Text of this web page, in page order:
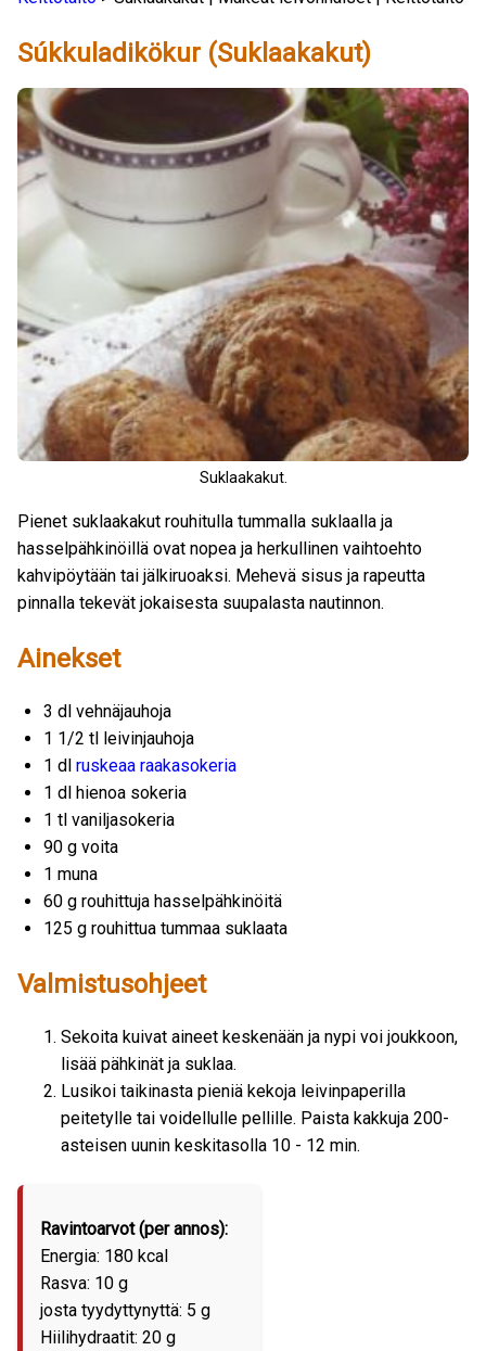
Súkkuladikökur (Suklaakakut)
Suklaakakut.
Pienet suklaakakut rouhitulla tummalla suklaalla ja
hasselpähkinöillä ovat nopea ja herkullinen vaihtoehto
kahvipöytään tai jälkiruoaksi. Mehevä sisus ja rapeutta
pinnalla tekevät jokaisesta suupalasta nautinnon.
Ainekset
3 dl vehnäjauhoja
1 1/2 tl leivinjauhoja
1 dl ruskeaa raakasokeria
1 dl hienoa sokeria
1 tl vaniljasokeria
90 g voita
1 muna
60 g rouhittuja hasselpähkinöitä
125 g rouhittua tummaa suklaata
Valmistusohjeet
Sekoita kuivat aineet keskenään ja nypi voi joukkoon,
lisää pähkinät ja suklaa.
Lusikoi taikinasta pieniä kekoja leivinpaperilla
peitetylle tai voidellulle pellille. Paista kakkuja 200-
asteisen uunin keskitasolla 10 - 12 min.
Ravintoarvot (per annos):
Energia: 180 kcal
Rasva: 10 g
josta tyydyttynyttä: 5 g
Hiilihydraatit: 20 g